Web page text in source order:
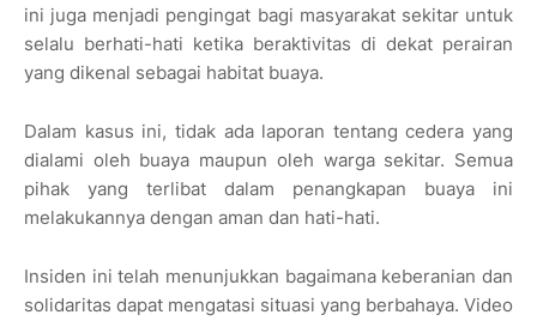
ini juga menjadi pengingat bagi masyarakat sekitar untuk
selalu berhati-hati ketika beraktivitas di dekat perairan
yang dikenal sebagai habitat buaya.
Dalam kasus ini, tidak ada laporan tentang cedera yang
dialami oleh buaya maupun oleh warga sekitar. Semua
pihak yang terlibat dalam penangkapan buaya ini
melakukannya dengan aman dan hati-hati.
Insiden ini telah menunjukkan bagaimana keberanian dan
solidaritas dapat mengatasi situasi yang berbahaya. Video